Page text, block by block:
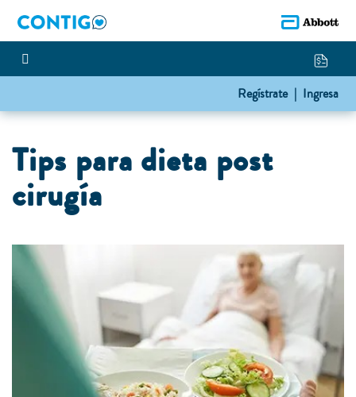
Regístrate | Ingresa
Tips para dieta post
cirugía